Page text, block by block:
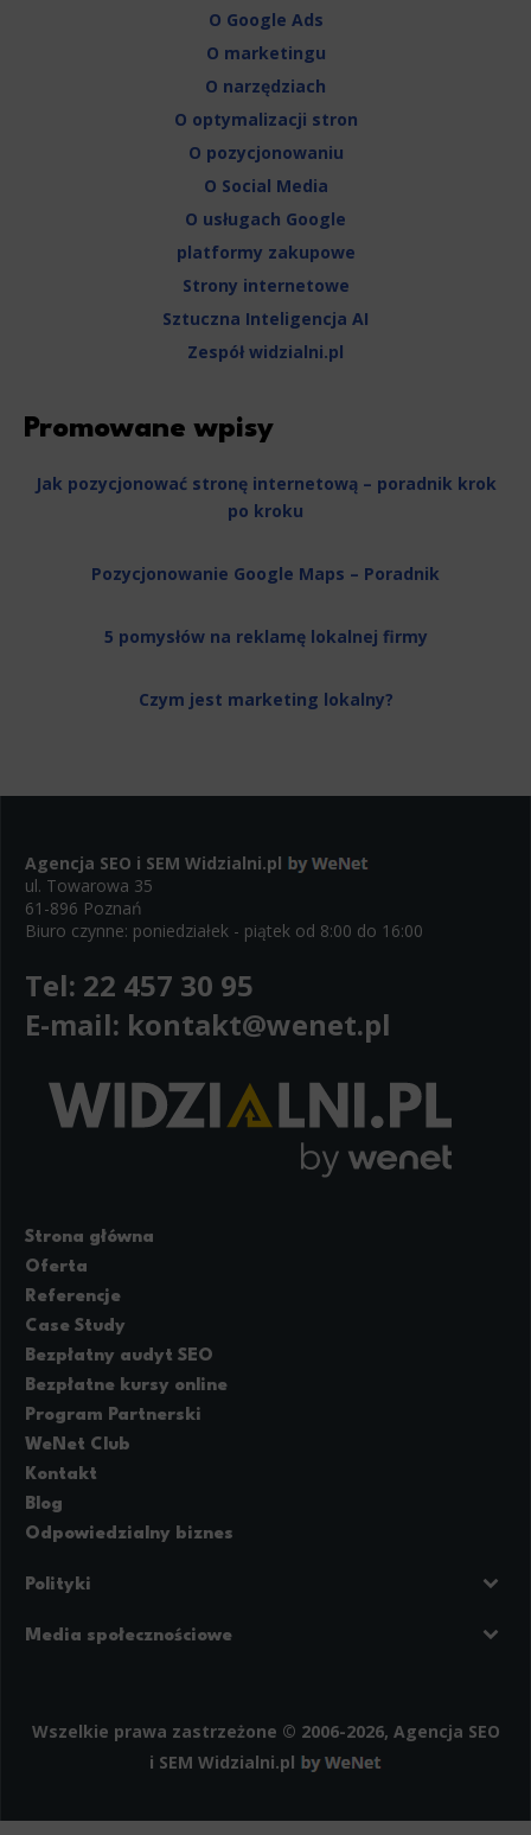
O Google Ads
O marketingu
O narzędziach
O optymalizacji stron
O pozycjonowaniu
O Social Media
O usługach Google
platformy zakupowe
Strony internetowe
Sztuczna Inteligencja AI
Zespół widzialni.pl
Promowane wpisy
Jak pozycjonować stronę internetową – poradnik krok
po kroku
Pozycjonowanie Google Maps – Poradnik
5 pomysłów na reklamę lokalnej firmy
Czym jest marketing lokalny?
Agencja SEO i SEM Widzialni.pl
ul. Towarowa 35
61-896 Poznań
Biuro czynne: poniedziałek - piątek od 8:00 do 16:00
Tel: 22 457 30 95
E-mail: kontakt@wenet.pl
Strona główna
Oferta
Referencje
Case Study
Bezpłatny audyt SEO
Bezpłatne kursy online
Program Partnerski
WeNet Club
Kontakt
Blog
Odpowiedzialny biznes
Polityki
Regulamin strony
Media społecznościowe
Wszelkie prawa zastrzeżone © 2006-2026, Agencja SEO
i SEM Widzialni.pl